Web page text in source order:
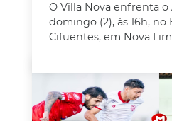
O Villa Nova enfrenta o
domingo (2), às 16h, no
Cifuentes, em Nova